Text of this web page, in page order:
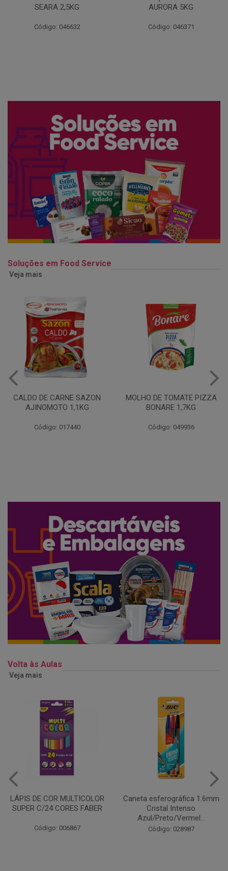
AURORA 5KG
Código: 046371
FATIADO PAKAN 200G
Código: 061522
Soluções em Food Service
Veja mais
MOLHO DE TOMATE PIZZA
BONARE 1,7KG
Código: 049936
MARGARINA USO
PROFISSIONAL 80% CUKIN
Código: 062469
Volta às Aulas
Veja mais
Caneta esferográfica 1.6mm
Cristal Intenso
Código: 028987
COLA EM BASTÃO 40G - LEO
& LEO
Código: 028164